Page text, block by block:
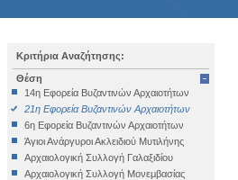
Κριτήρια Αναζήτησης:
Θέση
14η Εφορεία Βυζαντινών Αρχαιοτήτων
21η Εφορεία Βυζαντινών Αρχαιοτήτων
6η Εφορεία Βυζαντινών Αρχαιοτήτων
Άγιοι Ανάργυροι Ακλειδιού Μυτιλήνης
Αρχαιολογική Συλλογή Γαλαξιδίου
Αρχαιολογική Συλλογή Μονεμβασίας